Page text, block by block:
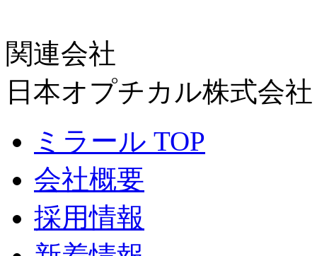
関連会社
日本オプチカル株式会社
ミラール TOP
会社概要
採用情報